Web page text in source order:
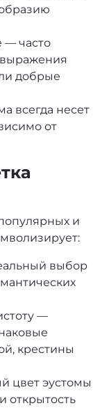
— часто
выражения
добрые
всегда несет
от
и
выбор
—
крестины
цвет эустомы
открытость